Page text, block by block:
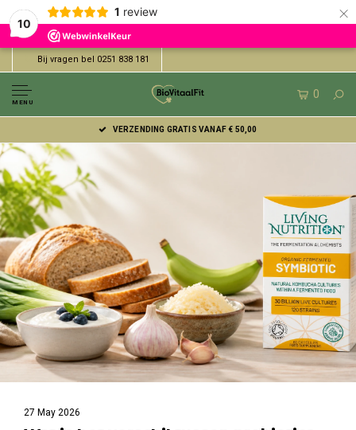
10
1 review ×
Bij vragen bel 0251 838 181
MENU
0
VERZENDING GRATIS VANAF € 50,00
27 May 2026